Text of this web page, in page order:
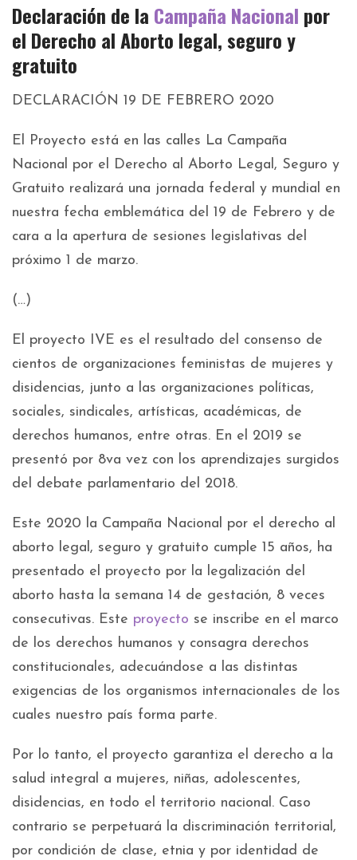
Declaración de la Campaña Nacional por
el Derecho al Aborto legal, seguro y
gratuito
DECLARACIÓN 19 DE FEBRERO 2020
El Proyecto está en las calles La Campaña
Nacional por el Derecho al Aborto Legal, Seguro y
Gratuito realizará una jornada federal y mundial en
nuestra fecha emblemática del 19 de Febrero y de
cara a la apertura de sesiones legislativas del
próximo 1 de marzo.
(…)
El proyecto IVE es el resultado del consenso de
cientos de organizaciones feministas de mujeres y
disidencias, junto a las organizaciones políticas,
sociales, sindicales, artísticas, académicas, de
derechos humanos, entre otras. En el 2019 se
presentó por 8va vez con los aprendizajes surgidos
del debate parlamentario del 2018.
Este 2020 la Campaña Nacional por el derecho al
aborto legal, seguro y gratuito cumple 15 años, ha
presentado el proyecto por la legalización del
aborto hasta la semana 14 de gestación, 8 veces
consecutivas. Este proyecto se inscribe en el marco
de los derechos humanos y consagra derechos
constitucionales, adecuándose a las distintas
exigencias de los organismos internacionales de los
cuales nuestro país forma parte.
Por lo tanto, el proyecto garantiza el derecho a la
salud integral a mujeres, niñas, adolescentes,
disidencias, en todo el territorio nacional. Caso
contrario se perpetuará la discriminación territorial,
por condición de clase, etnia y por identidad de